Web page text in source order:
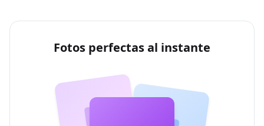
Fotos perfectas al instante